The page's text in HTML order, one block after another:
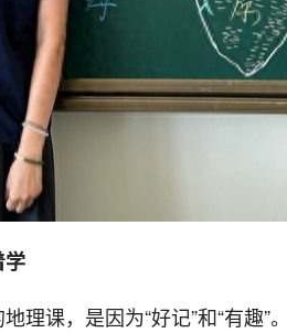
学
理课，是因为“好记”和“有趣”。